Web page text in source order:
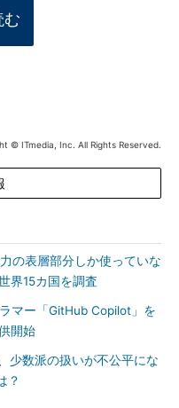
む
© ITmedia, Inc. All Rights Reserved.
の表層部分しか使っていな
界15カ国を調査
マー「GitHub Copilot」を
開始
少数派の扱いが不公平にな
？